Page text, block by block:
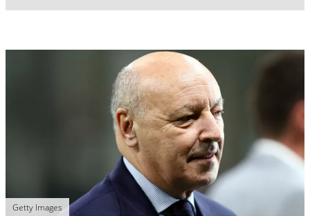
Getty Images